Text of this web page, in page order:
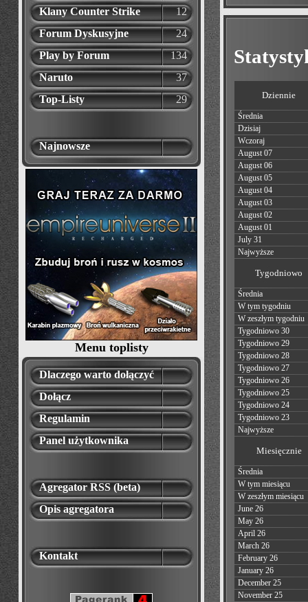
Klany Counter Strike
12
Forum Dyskusyjne
24
Play by Forum
134
Naruto
37
Top-Listy
29
Najnowsze
Menu toplisty
Dlaczego warto dołączyć
Dołącz
Regulamin
Panel użytkownika
Agregator RSS (beta)
Opis agregatora
Kontakt
Dziennie
Średnia
Dzisiaj
Wczoraj
August 07
August 06
August 05
August 04
August 03
August 02
August 01
July 31
Najwyższe
Tygodniowo
Średnia
W tym tygodniu
W zeszłym tygodniu
Tygodniowo 30
Tygodniowo 29
Tygodniowo 28
Tygodniowo 27
Tygodniowo 26
Tygodniowo 25
Tygodniowo 24
Tygodniowo 23
Najwyższe
Miesięcznie
Średnia
W tym miesiącu
W zeszłym miesiącu
June 26
May 26
April 26
March 26
February 26
January 26
December 25
November 25